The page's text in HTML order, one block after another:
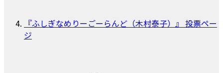
『ふしぎなめりーごーらんど（木村泰子）』 投票ペー
ジ